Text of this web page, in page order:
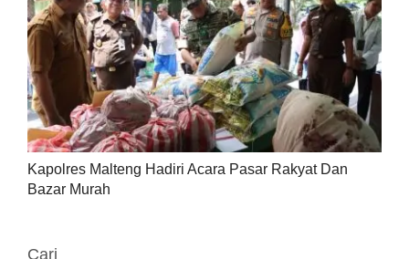
Kapolres Malteng Hadiri Acara Pasar Rakyat Dan
Bazar Murah
Cari